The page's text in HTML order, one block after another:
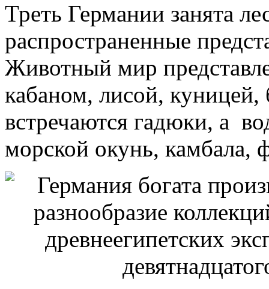
Треть Германии занята
распространенные
Животный мир
кабаном, лисой, куницей,
встречаются гадюки, а
морской окунь, камбала,